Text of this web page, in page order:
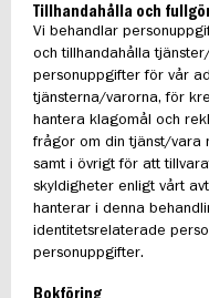
Tillhandahålla och
Vi behandlar
och tillhandahålla
personuppgifter för vår
tjänsterna/varorna, för
hantera klagomål och
frågor om din tjänst/vara
samt i övrigt för att
skyldigheter enligt vårt
hanterar i denna
identitetsrelaterade
personuppgifter.
Bokföring